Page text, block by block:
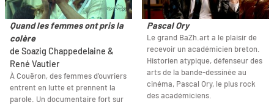
Quand les femmes ont pris la
colère
de Soazig Chappedelaine &
René Vautier
À Couëron, des femmes d’ouvriers
entrent en lutte et prennent la
parole. Un documentaire fort sur
Pascal Ory
Le grand BaZh.art a le plaisir de
recevoir un académicien breton.
Historien atypique, défenseur des
arts de la bande-dessinée au
cinéma, Pascal Ory, le plus rock
des académiciens.